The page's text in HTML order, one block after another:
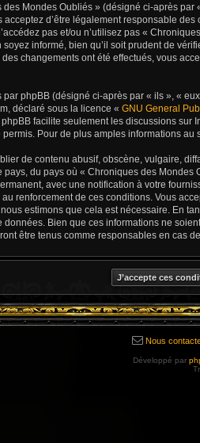
Mondes Oubliés » (désigné ci-après
d’être légalement responsable
pas et/ou n’utilisez pas «
informé, bien qu’il soit prudent de
changements ont été effectués, vous
phpBB (désigné ci-après par « ils », «
déclaré sous la licence « GNU General
phpBB facilite seulement les discussions sur
Pour de plus amples informations au
de contenu abusif, obscène, vulgaire,
pays, du pays où « Chroniques des
avec une notification à votre
renforcement de ces conditions. Vous
estimons que cela est nécessaire. En
données. Bien que ces informations ne
être tenus comme responsables en cas
Nous
Développé par